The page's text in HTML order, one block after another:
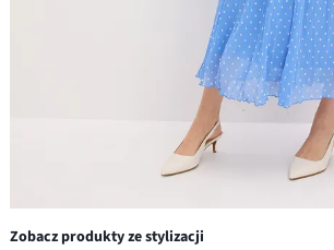
Zobacz produkty ze stylizacji